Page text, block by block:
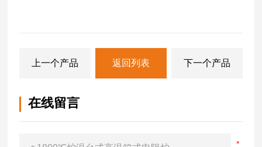
上一个产品 返回列表 下一个产品
在线留言